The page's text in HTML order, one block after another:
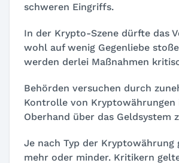
schweren Eingriffs.
In der Krypto-Szene dürfte das
wohl auf wenig Gegenliebe
werden derlei Maßnahmen
Behörden versuchen durch
Kontrolle von Kryptowährungen
Oberhand über das Geldsystem
Je nach Typ der Kryptowährung
mehr oder minder. Kritikern